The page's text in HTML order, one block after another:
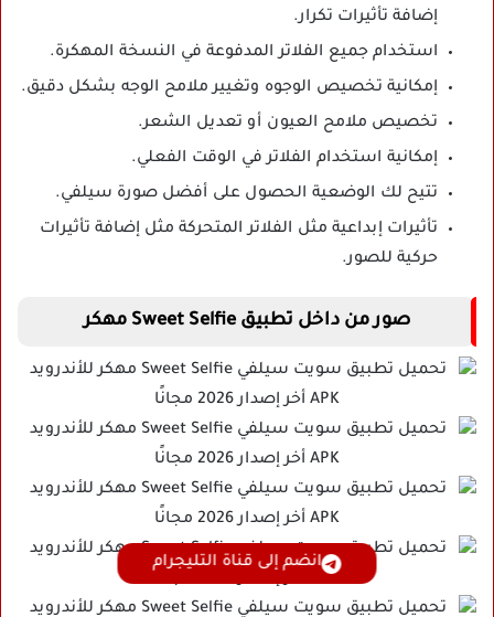
إضافة تأثيرات تكرار.
استخدام جميع الفلاتر المدفوعة في النسخة المهكرة.
إمكانية تخصيص الوجوه وتغيير ملامح الوجه بشكل دقيق.
تخصيص ملامح العيون أو تعديل الشعر.
إمكانية استخدام الفلاتر في الوقت الفعلي.
تتيح لك الوضعية الحصول على أفضل صورة سيلفي.
تأثيرات إبداعية مثل الفلاتر المتحركة مثل إضافة تأثيرات
حركية للصور.
صور من داخل تطبيق Sweet Selfie مهكر
انضم إلى قناة التليجرام